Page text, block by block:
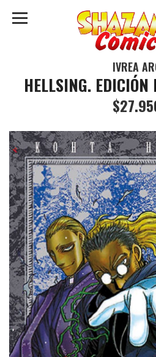
IVREA
HELLSING.